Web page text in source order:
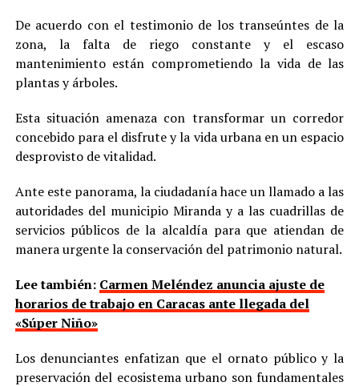
De acuerdo con el testimonio de los transeúntes de la
zona, la falta de riego constante y el escaso
mantenimiento están comprometiendo la vida de las
plantas y árboles.
Esta situación amenaza con transformar un corredor
concebido para el disfrute y la vida urbana en un espacio
desprovisto de vitalidad.
Ante este panorama, la ciudadanía hace un llamado a las
autoridades del municipio Miranda y a las cuadrillas de
servicios públicos de la alcaldía para que atiendan de
manera urgente la conservación del patrimonio natural.
Lee también: Carmen Meléndez anuncia ajuste de
horarios de trabajo en Caracas ante llegada del
«Súper Niño»
Los denunciantes enfatizan que el ornato público y la
preservación del ecosistema urbano son fundamentales